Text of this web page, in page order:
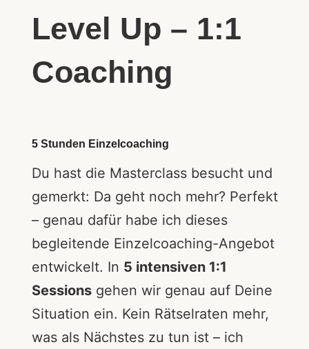
Level Up – 1:1
Coaching
5 Stunden Einzelcoaching
Du hast die Masterclass besucht und
gemerkt: Da geht noch mehr? Perfekt
– genau dafür habe ich dieses
begleitende Einzelcoaching-Angebot
entwickelt. In 5 intensiven 1:1
Sessionsgehen wir genau auf Deine
Situation ein. Kein Rätselraten mehr,
was als Nächstes zu tun ist – ich